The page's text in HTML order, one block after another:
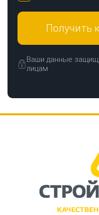
Получить
Ваши данные
лицам